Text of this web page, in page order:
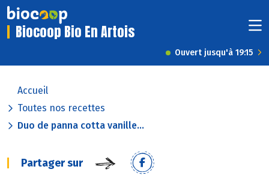
Biocoop Bio En Artois
Ouvert jusqu'à 19:15
Accueil
Toutes nos recettes
Duo de panna cotta vanille...
Partager sur